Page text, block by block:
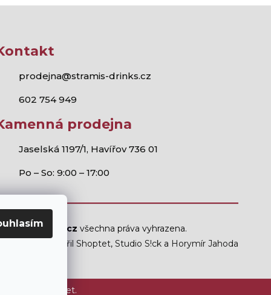
prodejna@stramis-drinks.cz
602 754 949
prodejna
Jaselská 1197/1, Havířov 736 01
Po – So: 9:00 – 17:00
Stramis.cz všechna práva vyhrazena.
Vytvořil Shoptet,Studio S!ck a Horymír Jahoda
mladším 18 let.